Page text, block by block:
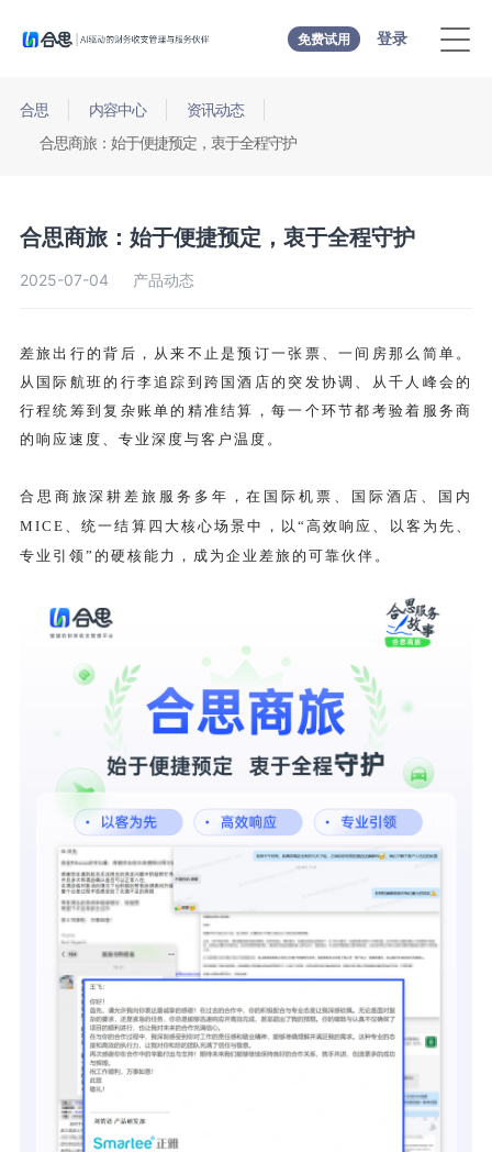
免费试用 登录
合思 内容中心
资讯动态
合思商旅：始于便捷预定，衷于全程守护
合思商旅：始于便捷预定，衷于全程守护
2025-07-04 产品动态
差旅出行的背后，从来不止是预订一张票、一间房那么简单。
从国际航班的行李追踪到跨国酒店的突发协调、从千人峰会的
行程统筹到复杂账单的精准结算，每一个环节都考验着服务商
的响应速度、专业深度与客户温度。
合思商旅深耕差旅服务多年，在国际机票、国际酒店、国内
MICE、统一结算四大核心场景中，以“ 高效响应、以客为先、
专业引领”的硬核能力，成为企业差旅的可靠伙伴。